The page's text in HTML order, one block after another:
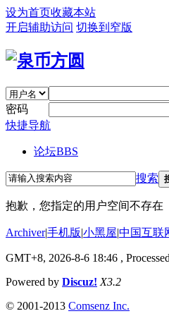
设为首页收藏本站
开启辅助访问 切换到窄版
密码
快捷导航
论坛BBS
搜索
抱歉，您指定的用户空间不存在
Archiver|手机版|小黑屋|中国互联
GMT+8, 2026-8-6 18:46 ,
Powered by Discuz! X3.2
© 2001-2013 Comsenz Inc.